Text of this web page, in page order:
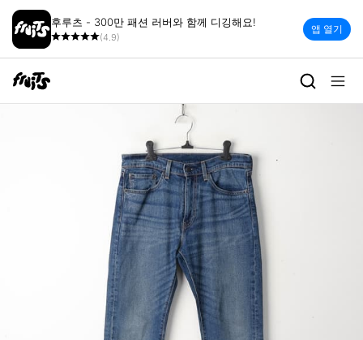
후루츠 - 300만 패션 러버와 함께 디깅해요!
(4.9)
앱 열기